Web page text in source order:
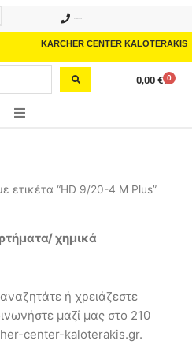
KÄRCHER CENTER KALOTERAKIS
0,00 € 0
Cart
ετικέτα “HD 9/20-4 M Plus”
χημικά
ή χρειάζεστε
μαζί μας στο 210
center-kaloterakis.gr.